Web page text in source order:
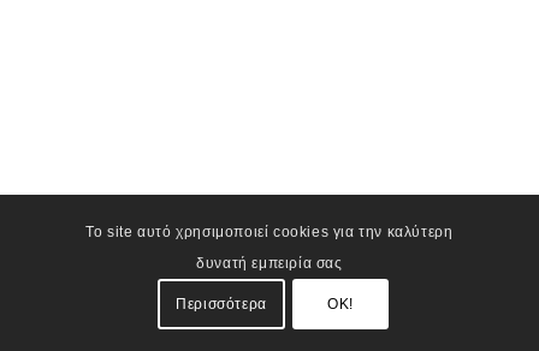
Το site αυτό χρησιμοποιεί cookies για την καλύτερη
δυνατή εμπειρία σας
Περισσότερα OK!